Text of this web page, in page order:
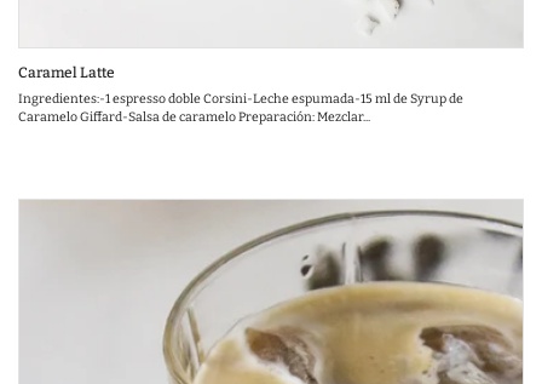
Caramel Latte
Ingredientes:-1 espresso doble Corsini-Leche espumada-15 ml de Syrup de
Caramelo Giffard-Salsa de caramelo Preparación: Mezclar...